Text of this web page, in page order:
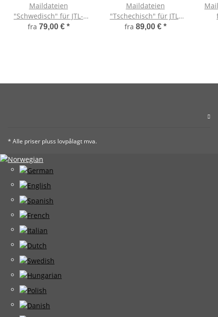
Maildateien
"Schwedisch" für JTL-
Shop 5.x
fra 79,00 € *
Maildateien
"Tschechisch" für JTL-
Shop 5.x
fra 89,00 € *
* Alle priser pluss lovpålagt mva.